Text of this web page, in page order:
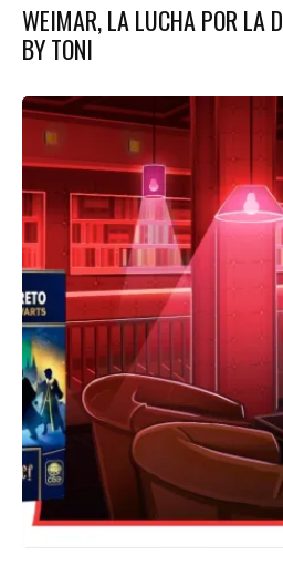
WEIMAR, LA LUCHA POR LA
BY TONI